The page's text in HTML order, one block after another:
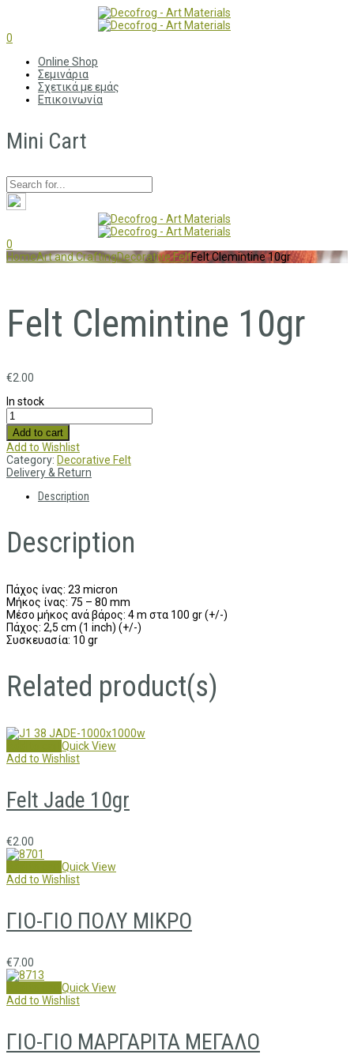
0
Online Shop
Σεμινάρια
Σχετικά με εμάς
Επικοινωνία
Mini Cart
0
HomeArt and CraftingDecorative FeltFelt Clemintine 10gr
Felt Clemintine 10gr
€2.00
In stock
Add to cart
Add to Wishlist
Category: Decorative Felt
Delivery & Return
Description
Description
Πάχος ίνας: 23 micron
Μήκος ίνας: 75 – 80 mm
Μέσο μήκος ανά βάρος: 4 m στα 100 gr (+/-)
Πάχος: 2,5 cm (1 inch) (+/-)
Συσκευασία: 10 gr
Related product(s)
Quick View
Add to Wishlist
Felt Jade 10gr
€2.00
Quick View
Add to Wishlist
ΓΙΟ-ΓΙΟ ΠΟΛΥ ΜΙΚΡΟ
€7.00
Quick View
Add to Wishlist
ΓΙΟ-ΓΙΟ ΜΑΡΓΑΡΙΤΑ ΜΕΓΑΛΟ